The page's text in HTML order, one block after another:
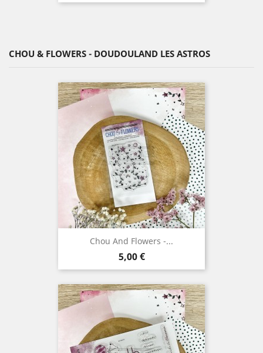
CHOU & FLOWERS - DOUDOULAND LES ASTROS
Chou And Flowers -...
Prix
5,00 €